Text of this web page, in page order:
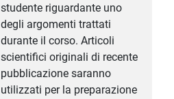
studente riguardante uno
degli argomenti trattati
durante il corso. Articoli
scientifici originali di recente
pubblicazione saranno
utilizzati per la preparazione